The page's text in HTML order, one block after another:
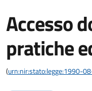
Accesso
pratiche
(urn:nir:stato:legge:1990-